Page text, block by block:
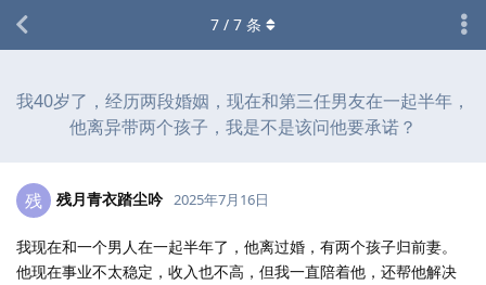
我40岁了，经历两段婚姻，现在和第三任男友在一起半年，
他离异带两个孩子，我是不是该问他要承诺？
7 / 7 条
残 残月青衣踏尘吟 2025年7月16日
我现在和一个男人在一起半年了，他离过婚，有两个孩子归前妻。
他现在事业不太稳定，收入也不高，但我一直陪着他，还帮他解决